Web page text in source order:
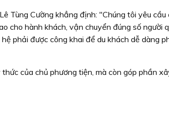
Tùng Cường khẳng định: "Chúng tôi yêu cầu
cho hành khách, vận chuyển đúng số người
phải được công khai để du khách dễ dàng
của chủ phương tiện, mà còn góp phần